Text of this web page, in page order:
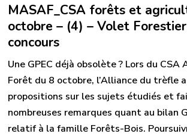
MASAF_CSA forêts et
octobre – (4) – Volet
concours
Une GPEC déjà obsolète ? Lors du
Forêt du 8 octobre, l’Alliance du trèfle
propositions sur les sujets étudiés et
nombreuses remarques quant au bilan
relatif à la famille Forêts-Bois.